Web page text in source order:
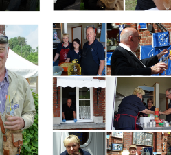
Branding
ARMCHAIR